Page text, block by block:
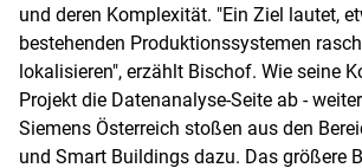
und deren Komplexität. "Ein Ziel lautet,
bestehenden Produktionssystemen
lokalisieren", erzählt Bischof. Wie seine
Projekt die Datenanalyse-Seite ab -
Siemens Österreich stoßen aus den
und Smart Buildings dazu. Das größere